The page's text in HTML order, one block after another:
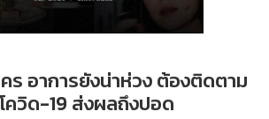
ร อาการยังน่าห่วง ต้องติดตาม
ควิด-19 ส่งผลถึงปอด